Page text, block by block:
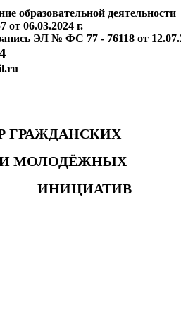
образовательной деятельности
от 06.03.2024 г.
ЭЛ № ФС 77 - 76118 от
ГРАЖДАНСКИХ